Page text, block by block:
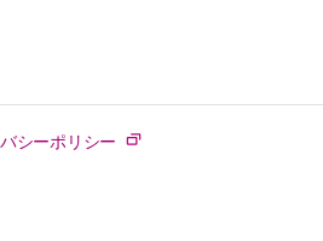
シーポリシー